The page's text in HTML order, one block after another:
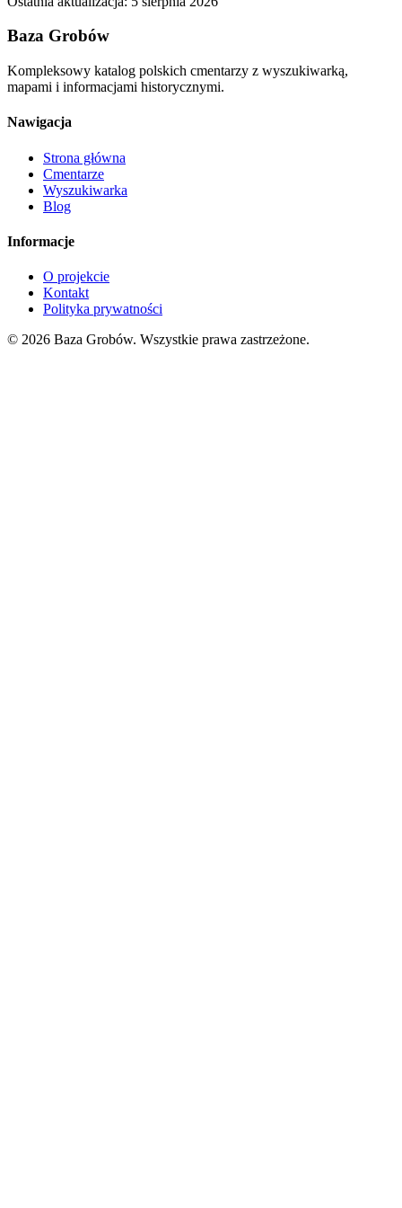
Baza Grobów
Kompleksowy katalog polskich cmentarzy z wyszukiwarką,
mapami i informacjami historycznymi.
Nawigacja
Strona główna
Cmentarze
Wyszukiwarka
Blog
Informacje
O projekcie
Kontakt
Polityka prywatności
© 2026 Baza Grobów. Wszystkie prawa zastrzeżone.